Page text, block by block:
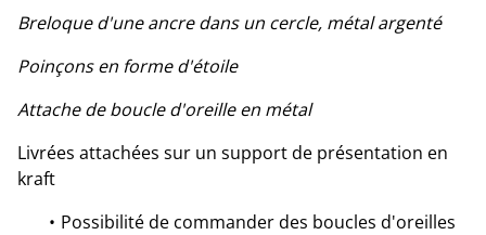
Breloque d'une ancre dans un cercle, métal argenté
Poinçons en forme d'étoile
Attache de boucle d'oreille en métal
Livrées attachées sur un support de présentation en
kraft
Possibilité de commander des boucles d'oreilles